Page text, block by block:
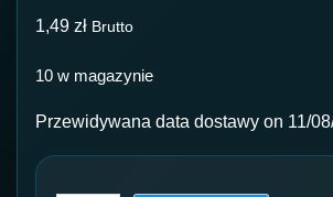
1,49 zł Brutto
10 w magazynie
Przewidywana data dostawy on 11/